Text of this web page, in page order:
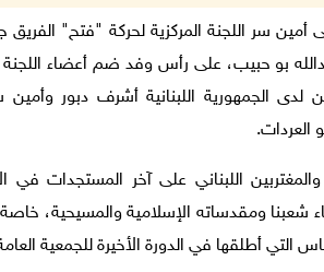
وفا- التقى أمين سر اللجنة المركزية لحركة "فتح"
عبدالله بو حبيب، على رأس وفد ضم أعضاء
لدى الجمهورية اللبنانية أشرف دبور
العردات.
اللبناني على آخر المستجدات في
شعبنا ومقدساته الإسلامية والمسيحية،
التي أطلقها في الدورة الأخيرة للجمعية